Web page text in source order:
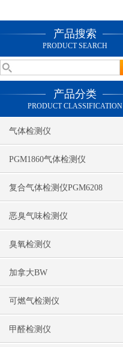
产品搜索
PRODUCT SEARCH
产品分类
PRODUCT CLASSIFICATION
气体检测仪
PGM1860气体检测仪
复合气体检测仪PGM6208
恶臭气味检测仪
臭氧检测仪
加拿大BW
可燃气检测仪
甲醛检测仪